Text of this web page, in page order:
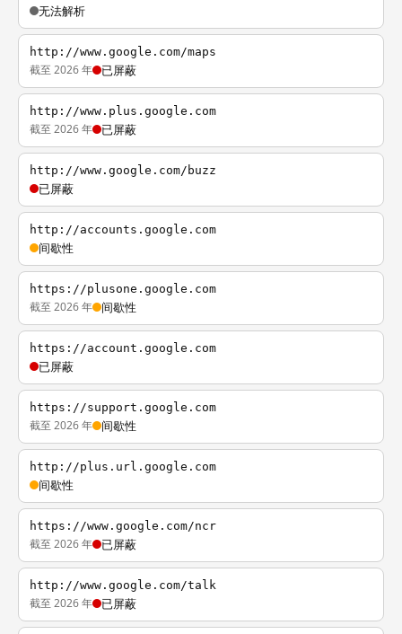
无法解析
http://www.google.com/maps
截至 2026 年 已屏蔽
http://www.plus.google.com
截至 2026 年 已屏蔽
http://www.google.com/buzz
已屏蔽
http://accounts.google.com
间歇性
https://plusone.google.com
截至 2026 年 间歇性
https://account.google.com
已屏蔽
https://support.google.com
截至 2026 年 间歇性
http://plus.url.google.com
间歇性
https://www.google.com/ncr
截至 2026 年 已屏蔽
http://www.google.com/talk
截至 2026 年 已屏蔽